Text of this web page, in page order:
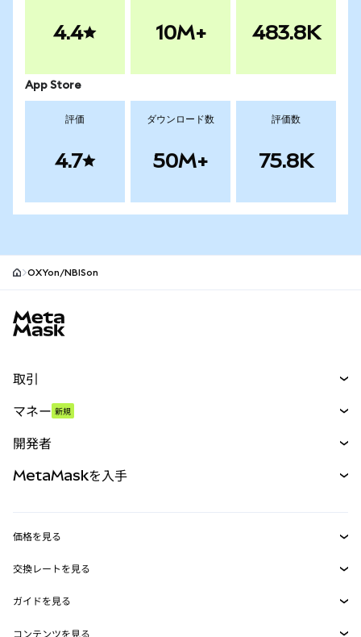
4.4 10M+ 483.8K
App Store
評価
4.7
ダウンロード数
50M+
評価数
75.8K
OXYon/NBISon
取引
パーペチュアル
RWA
マネー 新規
開発者
MetaMask Connect
Snaps
Web3サービス
MetaMaskを入手
セキュリティ
価格を見る
イーサリアムの価格
Solanaの価格
交換レートを見る
ETH→USD
USDT→INR
ガイドを見る
コンテンツを見る